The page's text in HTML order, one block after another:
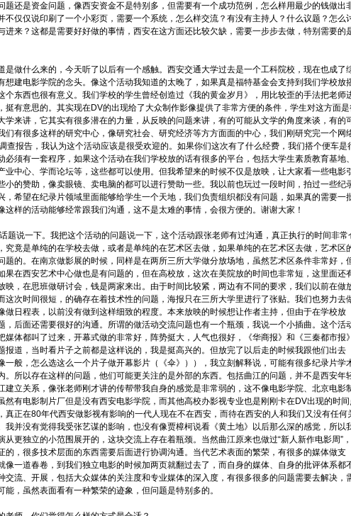
题还是资金问题，像西安资金不是特别多，但需要有一个成功范例，怎么样用最少的钱做出
不仅仅说印刷了一个小彩页，需要一个系统，怎么样交流？有没有主持人？什么议题？怎么
进来？这都是需要好好做的事情，西安在这方面还比较欠缺，需要一步步去做，特别需要的
做什么来的，今天听了以后有一个感触。西安交通大学过去是一个工科院校，现在也成了
想建电影学院的念头。像这个活动我知道的太晚了，如果真是福特基金会支持到我们学校放
个东西也很有意义。我们学校的学生曾经创造过《我的黄金岁月》，用比较歪的手法把老师
挺有意思的。其实现在DV的出现给了大众制作影像提供了非常方便的条件，学生对这方面是
学来讲，它其实有很多潜在的力量，从反映的问题来讲，有的可能从文学的角度来谈，有的
们有很多这样的研究中心，像研究社会、研究经济等方方面面的中心，我们刚研究完一个网
查报告，我认为这个活动应该是很受欢迎的。如果你们这次有了什么经费，我们搭个便车是
必须有一套程序，如果这个活动在我们学校放的话有很多的平台，包括大学生素质教育基地、
业中心、学而论坛等，这些都可以使用。但我希望来的时候不仅是放映，让大家看一些电影引
小的赞助，像卖眼镜、卖电脑的都可以进行赞助一些。我以前也玩过一段时间，拍过一些纪
，希望在纪录片领域里面能够给学生一个天地，我们负责组织都没有问题，如果真的需要一
这样的活动能够经常跟我们沟通，这不是太难的事情，会很方便的。谢谢大家！
说一下。我把这个活动的问题说一下，这个活动跟张老师有过沟通，真正执行的时间非常
究竟是单纯的在学校去做，或者是单纯的在艺术区去做，如果单纯的在艺术区去做，艺术区
题的。在南京做影展的时候，同样是在两所三所大学做分放场地，虽然艺术区条件非常好，
果在西安艺术中心做也是有问题的，但在高校放，这次在美院放的时间也非常短，这里面还
映，在思班做研讨会，钱是两家来出。由于时间比较紧，两边有不同的要求，我们以前在做
这次时间很短，的确存在着技术性的问题，海报只在三所大学里进行了张贴。我们也努力去
做日程表，以前没有做到这样细致的程度。本来放映的时候想让作者主持，但由于在学校放
，后面还需要很好的沟通。所谓的做活动交流问题也有一个瓶颈，我说一个小插曲。这个活
媒体都叫了过来，开幕式做的非常好，阵势挺大，人气也很好，《华商报》和《三秦都市报》
报道，当时看片子之前都是这样说的，我是挺高兴的。但放完了以后走的时候我跟他们出去
一般，怎么选这么一个片子做开幕影片（《伞》）），我立刻解释说，可能有很多纪录片学
。所以存在这样的问题，他们可能更关注的是外部的东西。包括曲江的问题，并不是西安年
建立关系，像张老师刚才讲的传帮带我自身的感觉是非常弱的，这不像电影学院、北京电影
然有电影制片厂但是没有西安电影学院，而其他高校办影视专业也是刚刚卡在DV出现的时间
真正在80年代西安做影视有影响的一代人现在不在西安，而待在西安的人和我们又没有任何
我并没有觉得我受张艺谋的影响，也没有像贾樟柯说看《黄土地》以后那么深的感觉，所以
从更独立的小范围展开的，这块交流上存在着瓶颈。当然曲江原来也做过“新人新作电影周”
的，很多技术层面的东西需要后面进行协调沟通。当代艺术表面的繁荣，有很多的媒体做支
像一道春卷，到我们独立电影的时候加两页就翻过去了，而自身的媒体、自身的批评体系都
交流、开展，包括大众媒体的关注度和专业媒体的深入度，有很多很多的问题需要去解决，
能，虽然表面看有一种繁荣的迹象，但问题是特别多的。